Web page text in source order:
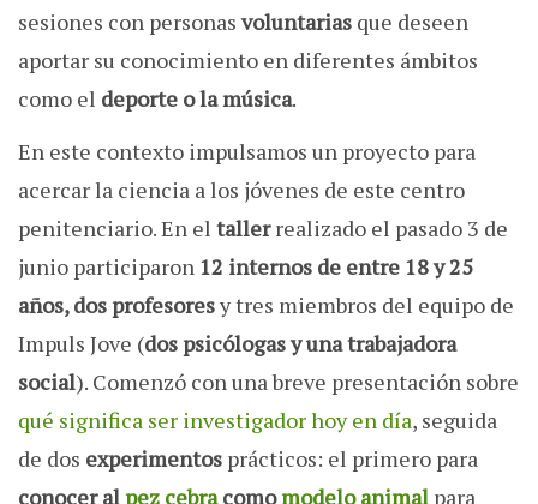
sesiones con personasvoluntarias que deseen
aportar su conocimiento en diferentes ámbitos
como el deporte o la música.
En este contexto impulsamos un proyecto para
acercar la ciencia a los jóvenes de este centro
penitenciario. En el tallerrealizado el pasado 3 de
junio participaron 12 internos de entre 18 y 25
años, dos profesoresy tres miembros del equipo de
Impuls Jove (dos psicólogas y una trabajadora
social). Comenzó con una breve presentación sobre
qué significa ser investigador hoy en día, seguida
de dos experimentos prácticos: el primero para
conocer alpez cebracomomodelo animal para